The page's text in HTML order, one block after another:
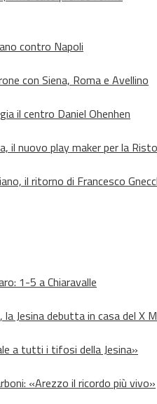
contro Napoli
con Siena, Roma e Avellino
il centro Daniel Ohenhen
il nuovo play maker per la
il ritorno di Francesco
1-5 a Chiaravalle
Jesina debutta in casa del X
a tutti i tifosi della Jesina»
«Arezzo il ricordo più vivo»